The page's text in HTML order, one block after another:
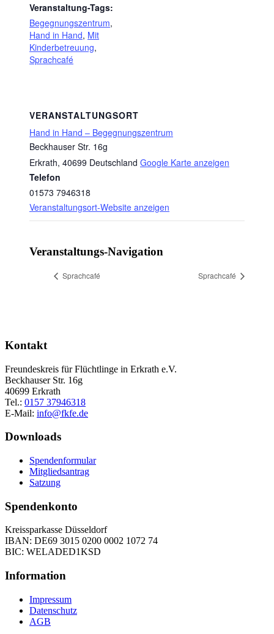
Veranstaltung-Tags:
Begegnungszentrum,
Hand in Hand, Mit
Kinderbetreuung,
Sprachcafé
VERANSTALTUNGSORT
Hand in Hand – Begegnungszentrum
Beckhauser Str. 16g
Erkrath, 40699 Deutschland Google Karte anzeigen
Telefon
01573 7946318
Veranstaltungsort-Website anzeigen
Veranstaltungs-Navigation
Sprachcafé Sprachcafé
Kontakt
Freundeskreis für Flüchtlinge in Erkrath e.V.
Beckhauser Str. 16g
40699 Erkrath
Tel.: 0157 37946318
E-Mail: info@fkfe.de
Downloads
Spendenformular
Mitgliedsantrag
Satzung
Spendenkonto
Kreissparkasse Düsseldorf
IBAN: DE69 3015 0200 0002 1072 74
BIC: WELADED1KSD
Information
Impressum
Datenschutz
AGB